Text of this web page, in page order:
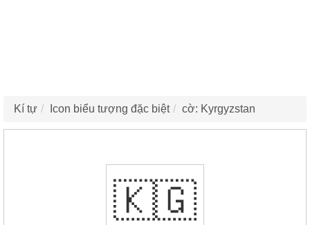
Kí tự Icon biểu tượng đặc biệt cờ: Kyrgyzstan
🇰🇬